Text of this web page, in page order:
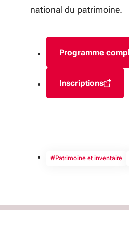
national du patrimoine.
Programme
Inscriptions
(S'ouvre
#Patrimoine et inventaire